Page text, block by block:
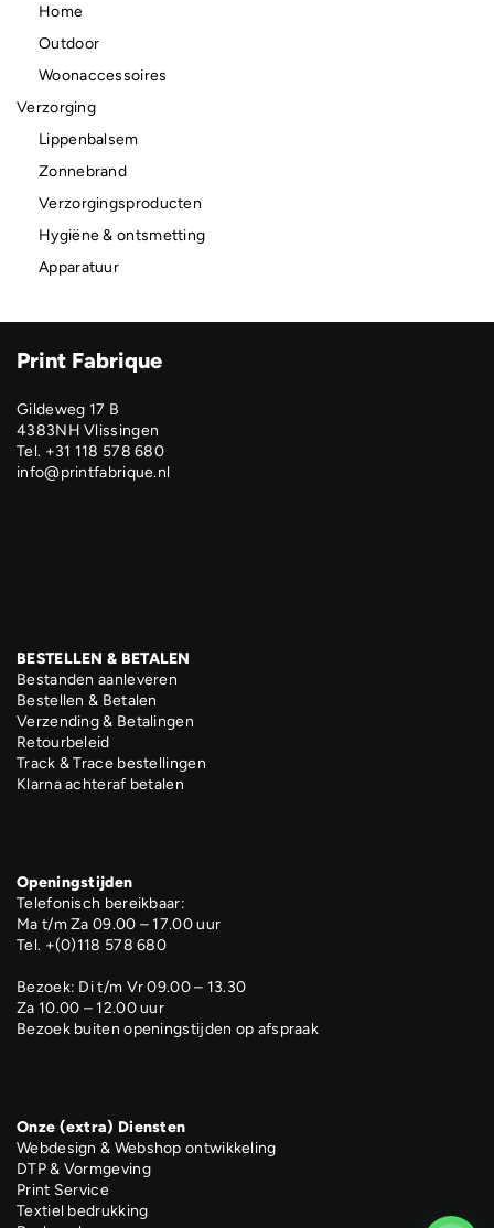
Home
Outdoor
Woonaccessoires
Verzorging
Lippenbalsem
Zonnebrand
Verzorgingsproducten
Hygiëne & ontsmetting
Apparatuur
Print Fabrique
Gildeweg 17 B
4383NH Vlissingen
Tel. +31 118 578 680
info@printfabrique.nl
BESTELLEN & BETALEN
Bestanden aanleveren
Bestellen & Betalen
Verzending & Betalingen
Retourbeleid
Track & Trace bestellingen
Klarna achteraf betalen
Openingstijden
Telefonisch bereikbaar:
Ma t/m Za 09.00 – 17.00 uur
Tel. +(0)118 578 680
Bezoek: Di t/m Vr 09.00 – 13.30
Za 10.00 – 12.00 uur
Bezoek buiten openingstijden op afspraak
Onze (extra) Diensten
Webdesign & Webshop ontwikkeling
DTP & Vormgeving
Print Service
Textiel bedrukking